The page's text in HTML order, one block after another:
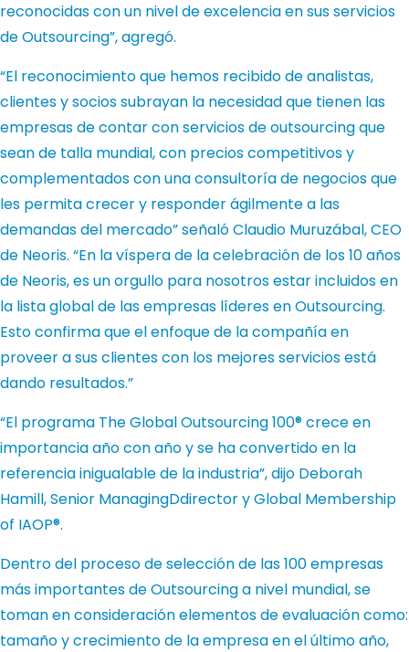
reconocidas con un nivel de excelencia en sus servicios
de Outsourcing”, agregó.
“El reconocimiento que hemos recibido de analistas,
clientes y socios subrayan la necesidad que tienen las
empresas de contar con servicios de outsourcing que
sean de talla mundial, con precios competitivos y
complementados con una consultoría de negocios que
les permita crecer y responder ágilmente a las
demandas del mercado” señaló Claudio Muruzábal, CEO
de Neoris. “En la víspera de la celebración de los 10 años
de Neoris, es un orgullo para nosotros estar incluidos en
la lista global de las empresas líderes en Outsourcing.
Esto confirma que el enfoque de la compañía en
proveer a sus clientes con los mejores servicios está
dando resultados.”
“El programa The Global Outsourcing 100® crece en
importancia año con año y se ha convertido en la
referencia inigualable de la industria”, dijo Deborah
Hamill, Senior ManagingDdirector y Global Membership
of IAOP®.
Dentro del proceso de selección de las 100 empresas
más importantes de Outsourcing a nivel mundial, se
toman en consideración elementos de evaluación como:
tamaño y crecimiento de la empresa en el último año,